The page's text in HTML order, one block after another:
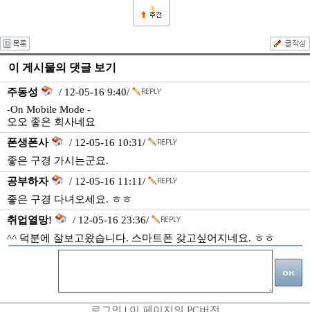
3
이 게시물의 댓글 보기
주동성
/ 12-05-16 9:40/
-On Mobile Mode -
오오 좋은 회사네요
폰생폰사
/ 12-05-16 10:31/
좋은 구경 가시는군요.
공부하자
/ 12-05-16 11:11/
좋은 구경 다녀오세요. ㅎㅎ
취업열망!
/ 12-05-16 23:36/
^^ 덕분에 잘보고왔습니다. 스마트폰 갖고싶어지네요. ㅎㅎ